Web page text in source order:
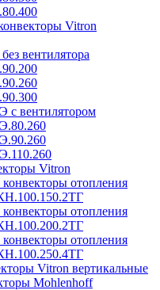
Vitron
вентилятора
с вентилятором
Vitron
отопления
отопления
отопления
Vitron вертикальные
Mohlenhoff